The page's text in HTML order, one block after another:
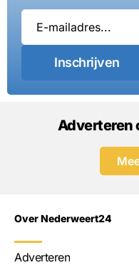
Inschrijven
Adverteren
Over Nederweert24
Adverteren